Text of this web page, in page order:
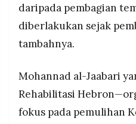
daripada pembagian
diberlakukan sejak
tambahnya.
Mohannad al-Jaabari
Rehabilitasi
fokus pada pemulihan